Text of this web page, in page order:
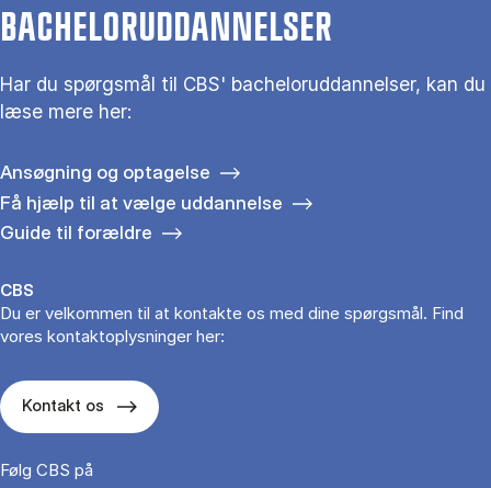
BACHELORUDDANNELSER
Har du spørgsmål til CBS' bacheloruddannelser, kan du
læse mere her:
Ansøgning og optagelse
Få hjælp til at vælge uddannelse
Guide til forældre
CBS
Du er velkommen til at kontakte os med dine spørgsmål. Find
vores kontaktoplysninger her:
Kontakt os
Følg CBS på